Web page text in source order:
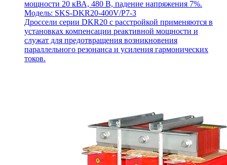
мощности 20 кВА, 480 В, падение напряжения 7%.
Модель: SKS-DKR20-400V/P7-3
Дроссели серии DKR20 с расстройкой применяются в
установках компенсации реактивной мощности и
служат для предотвращения возникновения
параллельного резонанса и усиления гармонических
токов.